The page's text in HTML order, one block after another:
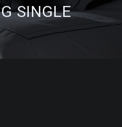
SINGLE